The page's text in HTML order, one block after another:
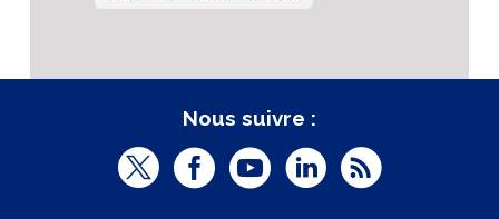
Nous suivre :
T
F
Y
L
R